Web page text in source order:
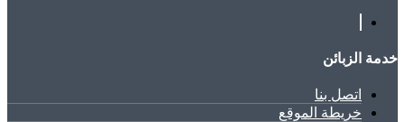
خدمة الزبائن
اتصل بنا
خريطة الموقع